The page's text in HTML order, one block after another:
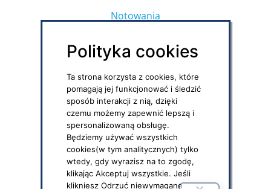
Notowania
Polityka prywatności
Polityka social media
DOKUMENTY DO POBRANIA
PPK – formularze i druki
IKZE – umowy, formularze
OFE – niezbędne dokumenty
Polityka cookies
Ta strona korzysta z cookies, które
pomagają jej funkcjonować i śledzić
sposób interakcji z nią, dzięki
czemu możemy zapewnić lepszą i
spersonalizowaną obsługę.
Będziemy używać wszystkich
cookies(w tym analitycznych) tylko
wtedy, gdy wyrazisz na to zgodę,
klikając Akceptuj wszystkie. Jeśli
klikniesz Odrzuć niewymagane